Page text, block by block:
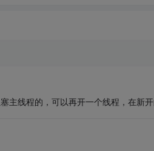
主线程的，可以再开一个线程，在新